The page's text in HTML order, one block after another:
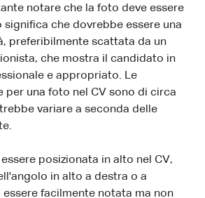
notare che la foto deve essere
significa che dovrebbe essere una
preferibilmente scattata da un
che mostra il candidato in
e appropriato. Le
per una foto nel CV sono di circa
variare a seconda delle
posizionata in alto nel CV,
in alto a destra o a
facilmente notata ma non